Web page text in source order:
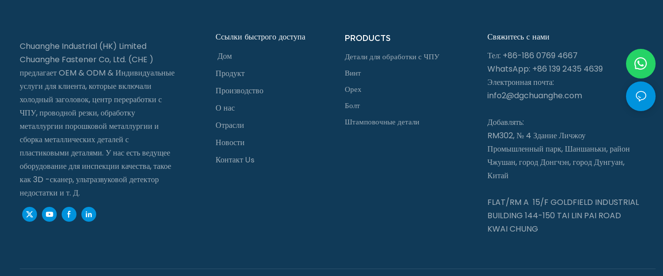
Chuanghe Industrial (HK) Limited
Chuanghe Fastener Co, Ltd. (CHE )
предлагает OEM & ODM & Индивидуальные
услуги для клиента, которые включали
холодный заголовок, центр переработки с
ЧПУ, проводной резки, обработку
металлургии порошковой металлургии и
сборка металлических деталей с
пластиковыми деталями. У нас есть ведущее
оборудование для инспекции качества, такое
как 3D -сканер, ультразвуковой детектор
недостатки и т. Д.
Ссылки быстрого доступа
Дом
Продукт
Производство
О нас
Отрасли
Новости
Контакт Us
PRODUCTS
Детали для обработки с ЧПУ
Винт
Орех
Болт
Штамповочные детали
Свяжитесь с нами
Тел: +86-186 0769 4667
WhatsApp: +86 139 2435 4639
Электронная почта:
info2@dgchuanghe.com
Добавлять:
RM302, № 4 Здание Личжоу
Промышленный парк, Шаншаньки, район
Чжушан, город Донгчэн, город Дунгуан,
Китай
FLAT/RM A 15/F GOLDFIELD INDUSTRIAL
BUILDING 144-150 TAI LIN PAI ROAD
KWAI CHUNG